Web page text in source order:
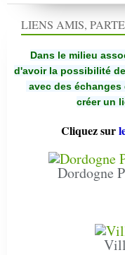
LIENS AMIS,
Dans le milieu
d'avoir la possibilité
avec des
créer un
Cliquez sur
Dordogne